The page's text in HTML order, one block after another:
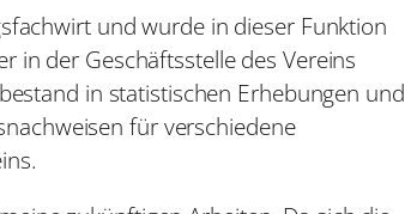
und wurde in dieser Funktion
in der Geschäftsstelle des Vereins
in statistischen Erhebungen und
für verschiedene